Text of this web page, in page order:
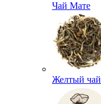
Чай Мате
Желтый чай